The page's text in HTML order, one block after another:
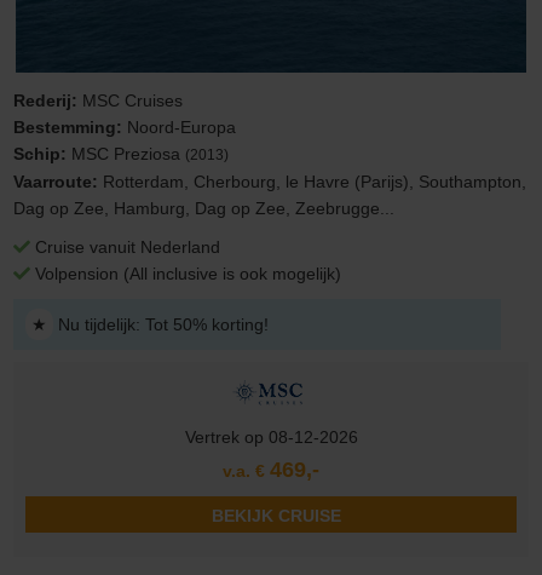
Rederij: MSC Cruises
Bestemming: Noord-Europa
Schip: MSC Preziosa (2013)
Vaarroute: Rotterdam, Cherbourg, le Havre (Parijs), Southampton,
Dag op Zee, Hamburg, Dag op Zee, Zeebrugge...
Cruise vanuit Nederland
Volpension (All inclusive is ook mogelijk)
★ Nu tijdelijk: Tot 50% korting!
Vertrek op 08-12-2026
v.a. € 469,-
BEKIJK CRUISE